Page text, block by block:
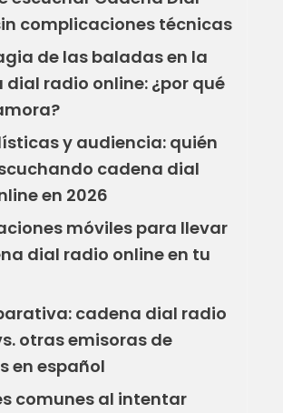
complicaciones técnicas
de las baladas en la
dial radio online: ¿por qué
y audiencia: quién
cadena dial
en 2026
móviles para llevar
dial radio online en tu
cadena dial radio
otras emisoras de
en español
comunes al intentar